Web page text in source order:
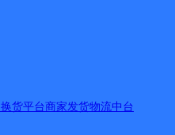
货平台商家发货物流中台